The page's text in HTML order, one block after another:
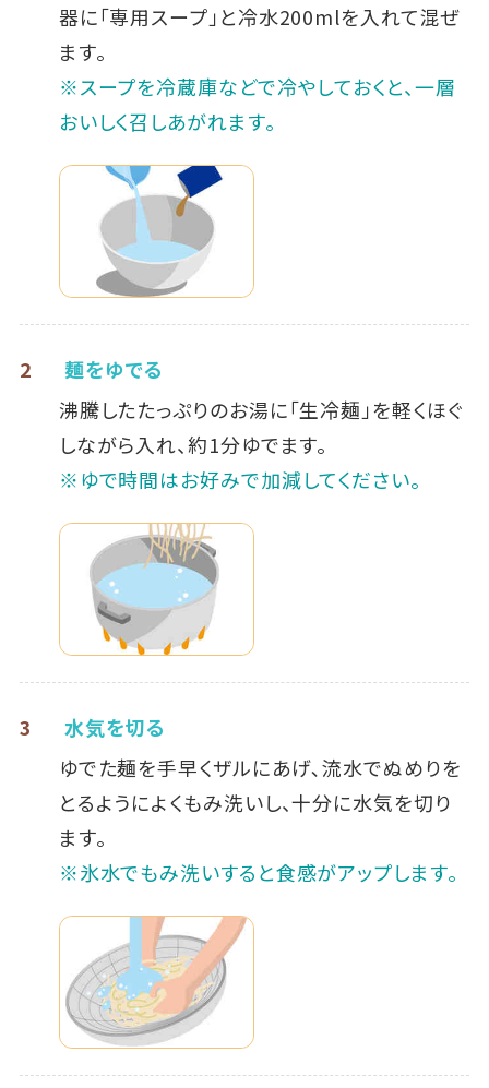
器に「専用スープ」と冷水200mlを入れて混ぜ
ます。
※スープを冷蔵庫などで冷やしておくと、一層
おいしく召しあがれます。
2
麺をゆでる
沸騰したたっぷりのお湯に「生冷麺」を軽くほぐ
しながら入れ、約1分ゆでます。
※ゆで時間はお好みで加減してください。
3
水気を切る
ゆでた麺を手早くザルにあげ､流水でぬめりを
とるようによくもみ洗いし、十分に水気を切り
ます。
※氷水でもみ洗いすると食感がアップします。